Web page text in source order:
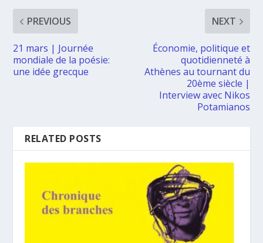
PREVIOUS
21 mars | Journée
mondiale de la poésie:
une idée grecque
NEXT
Économie, politique et
quotidienneté à
Athènes au tournant du
20ème siècle |
Interview avec Nikos
Potamianos
RELATED POSTS